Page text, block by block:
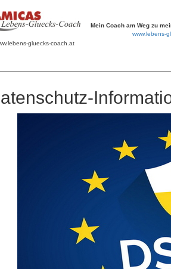
gluecks-coach.at
Mein Coach am Weg zu
www.lebens-